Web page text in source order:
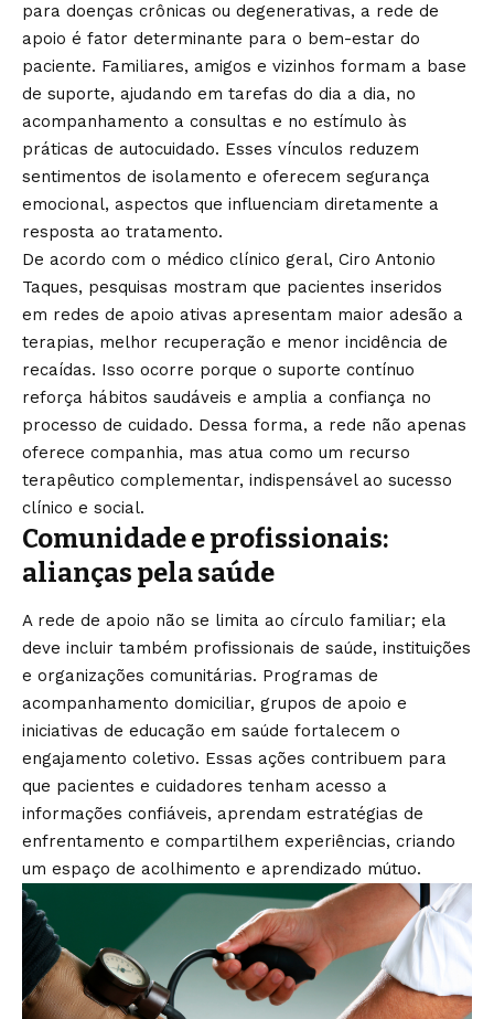
para doenças crônicas ou degenerativas, a rede de
apoio é fator determinante para o bem-estar do
paciente. Familiares, amigos e vizinhos formam a base
de suporte, ajudando em tarefas do dia a dia, no
acompanhamento a consultas e no estímulo às
práticas de autocuidado. Esses vínculos reduzem
sentimentos de isolamento e oferecem segurança
emocional, aspectos que influenciam diretamente a
resposta ao tratamento.
De acordo com o médico clínico geral, Ciro Antonio
Taques, pesquisas mostram que pacientes inseridos
em redes de apoio ativas apresentam maior adesão a
terapias, melhor recuperação e menor incidência de
recaídas. Isso ocorre porque o suporte contínuo
reforça hábitos saudáveis e amplia a confiança no
processo de cuidado. Dessa forma, a rede não apenas
oferece companhia, mas atua como um recurso
terapêutico complementar, indispensável ao sucesso
clínico e social.
Comunidade e profissionais:
alianças pela saúde
A rede de apoio não se limita ao círculo familiar; ela
deve incluir também profissionais de saúde, instituições
e organizações comunitárias. Programas de
acompanhamento domiciliar, grupos de apoio e
iniciativas de educação em saúde fortalecem o
engajamento coletivo. Essas ações contribuem para
que pacientes e cuidadores tenham acesso a
informações confiáveis, aprendam estratégias de
enfrentamento e compartilhem experiências, criando
um espaço de acolhimento e aprendizado mútuo.